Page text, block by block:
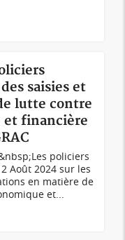
saisies et
lutte contre
et financière
policiers
Août 2024 sur les
en matière de
et...